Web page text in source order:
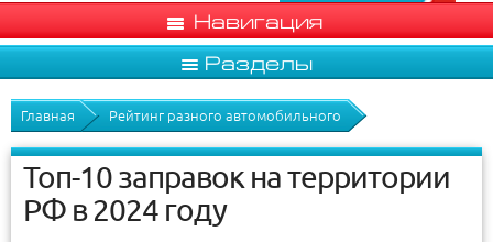
Навигация
Разделы
Главная Рейтинг разного автомобильного
Топ-10 заправок на территории
РФ в 2024 году